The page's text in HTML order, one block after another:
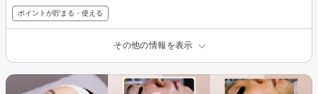
ポイントが貯まる・使える
その他の情報を表示